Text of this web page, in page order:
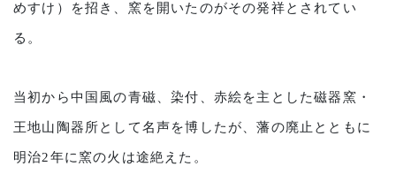
めすけ）を招き、窯を開いたのがその発祥とされてい
る。
当初から中国風の青磁、染付、赤絵を主とした磁器窯・
王地山陶器所として名声を博したが、藩の廃止とともに
明治2年に窯の火は途絶えた。